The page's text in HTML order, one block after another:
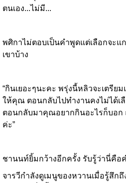
ตนเอง...ไม่มี...
พศิกาไม่ตอบเป็นคำพูดแต่เลือกจะแ
เขาบ้าง
“กินเยอะๆนะคะ พรุ่งนี้หลิวจะเตรีย
ให้คุณ ตอนกลับไปทำงานคงไม่ได้เ
ตอนกลับมาคุณอยากกินอะไรก็บอก
ค่ะ”
ชานนท์ยิ้มกว้างอีกครั้ง รับรู้ว่านี่คือ
จารวีกำลังดูเมนูของหวานเมื่อรู้สึก